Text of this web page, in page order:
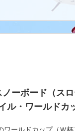
ノーボード（ス
ル・ワールドカ